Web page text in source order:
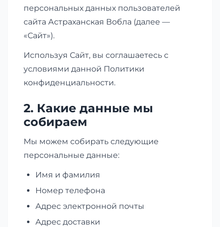
персональных данных пользователей
сайта Астраханская Вобла (далее —
«Сайт»).
Используя Сайт, вы соглашаетесь с
условиями данной Политики
конфиденциальности.
2. Какие данные мы
собираем
Мы можем собирать следующие
персональные данные:
Имя и фамилия
Номер телефона
Адрес электронной почты
Адрес доставки